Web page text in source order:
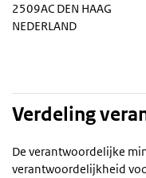
2509AC DEN HAAG
NEDERLAND
Verdeling
De verantwoordelijke
verantwoordelijkheid